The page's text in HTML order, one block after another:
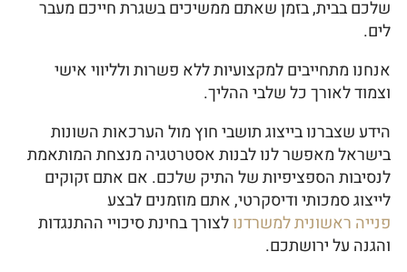
שלכם בבית, בזמן שאתם ממשיכים בשגרת חייכם מעבר
לים.
אנחנו מתחייבים למקצועיות ללא פשרות ולליווי אישי
וצמוד לאורך כל שלבי ההליך.
הידע שצברנו בייצוג תושבי חוץ מול הערכאות השונות
בישראל מאפשר לנו לבנות אסטרטגיה מנצחת המותאמת
לנסיבות הספציפיות של התיק שלכם. אם אתם זקוקים
לייצוג סמכותי ודיסקרטי, אתם מוזמנים לבצע
פנייה ראשונית למשרדנולצורך בחינת סיכויי ההתנגדות
והגנה על ירושתכם.